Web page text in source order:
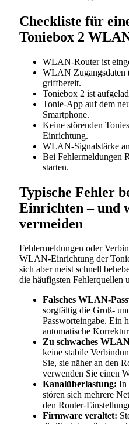
Checkliste für
Toniebox 2
WLAN-Router ist
WLAN Zugangsdaten
griffbereit.
Toniebox 2 ist
Tonie-App auf dem
Smartphone.
Keine störenden
Einrichtung.
WLAN-Signalstärke
Bei Fehlermeldungen
starten.
Typische Fehler
Einrichten – und
vermeiden
Fehlermeldungen oder
WLAN-Einrichtung der
sich aber meist schnell
die häufigsten Fehlerquellen
Falsches WLAN-
sorgfältig die Groß-
Passworteingabe. Ein
automatische
Zu schwaches
keine stabile
Sie, sie näher an den
verwenden Sie einen
Kanalüberlastung: In
stören sich mehrere
den Router-
Firmware veraltet: